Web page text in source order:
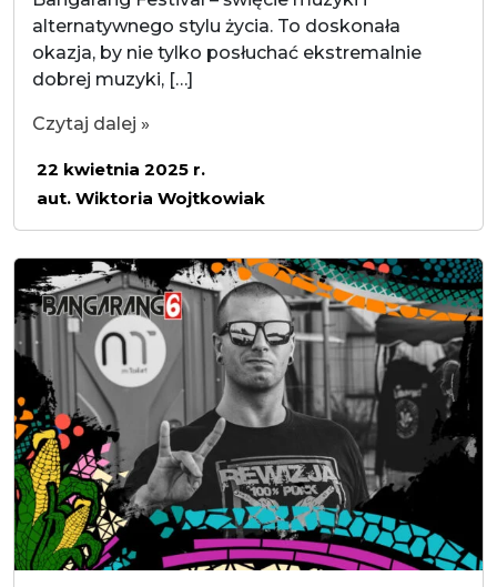
alternatywnego stylu życia. To doskonała
okazja, by nie tylko posłuchać ekstremalnie
dobrej muzyki, […]
Czytaj dalej »
22 kwietnia 2025 r.
aut. Wiktoria Wojtkowiak